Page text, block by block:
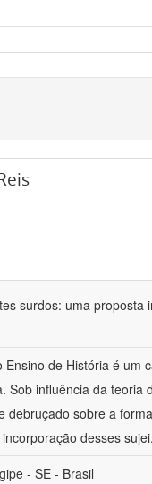
surdos: uma proposta
de História é um
influência da teoria
sobre a
desses sujei
- SE - Brasil